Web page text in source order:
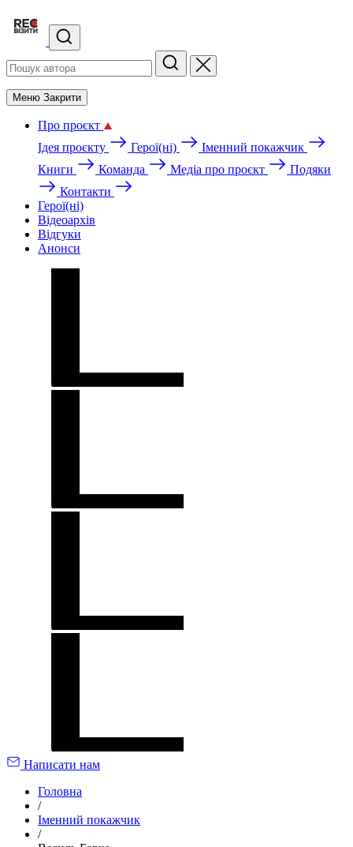
Меню Закрити
Про проєкт
Ідея проєкту
Герої(ні)
Іменний покажчик
Книги
Команда Медіа про проєкт
Подяки
Контакти
Герої(ні)
Відеоархів
Відгуки
Анонси
Написати нам
Головна
/
Іменний покажчик
/